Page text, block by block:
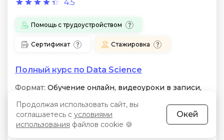
4.5
Помощь с трудоустройством
Сертификат Стажировка
Полный курс по Data Science
Формат: Обучение онлайн, видеоуроки в записи,
Особенности: Python, SQL, Machine Learning, Deep
Learning, A/B-тестирование. Практика на
Продолжая использовать сайт, вы
соглашаетесь с условиями
использования файлов cookie 🍪
Окей